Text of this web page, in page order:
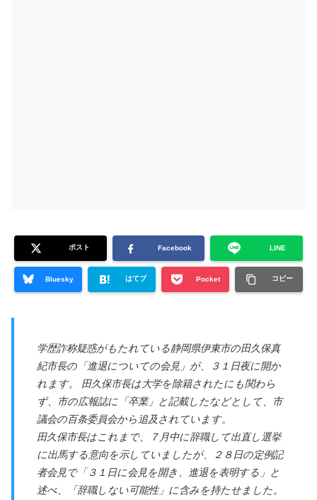
ポスト Facebook LINE
Bluesky はてブ Pocket コピー
学歴詐称疑惑がもたれている静岡県伊東市の田久保真
紀市長の「進退についての会見」が、３１日夜に開か
れます。 田久保市長は大学を除籍されたにも関わら
ず、市の広報誌に「卒業」と記載したなどとして、市
議会の百条委員会から追及されています。
田久保市長はこれまで、７月中に辞職して出直し選挙
に出馬する意向を示していましたが、２８日の定例記
者会見で「３１日に会見を開き、進退を表明する」と
述べ、「辞職しない可能性」に含みを持たせました。